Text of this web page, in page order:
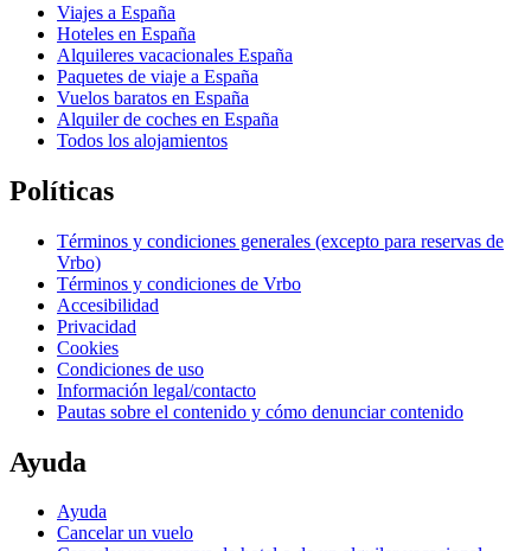
Viajes a España
Hoteles en España
Alquileres vacacionales España
Paquetes de viaje a España
Vuelos baratos en España
Alquiler de coches en España
Todos los alojamientos
Políticas
Términos y condiciones generales (excepto para reservas de
Vrbo)
Términos y condiciones de Vrbo
Accesibilidad
Privacidad
Cookies
Condiciones de uso
Información legal/contacto
Pautas sobre el contenido y cómo denunciar contenido
Ayuda
Ayuda
Cancelar un vuelo